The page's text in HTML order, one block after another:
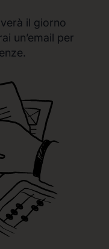
il giorno
un’email per